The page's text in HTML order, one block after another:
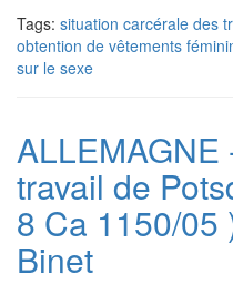
Tags: situation carcérale des
obtention de vêtements
sur le sexe
ALLEMAGNE
travail de
8 Ca 1150/05
Binet